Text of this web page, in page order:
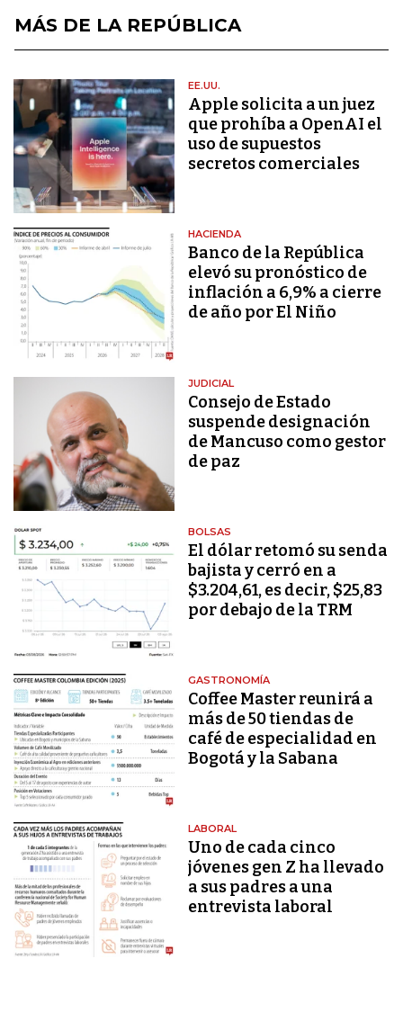
MÁS DE LA REPÚBLICA
EE.UU.
Apple solicita a un juez
que prohíba a OpenAI el
uso de supuestos
secretos comerciales
HACIENDA
Banco de la República
elevó su pronóstico de
inflación a 6,9% a cierre
de año por El Niño
JUDICIAL
Consejo de Estado
suspende designación
de Mancuso como gestor
de paz
BOLSAS
El dólar retomó su senda
bajista y cerró en a
$3.204,61, es decir, $25,83
por debajo de la TRM
GASTRONOMÍA
Coffee Master reunirá a
más de 50 tiendas de
café de especialidad en
Bogotá y la Sabana
LABORAL
Uno de cada cinco
jóvenes gen Z ha llevado
a sus padres a una
entrevista laboral